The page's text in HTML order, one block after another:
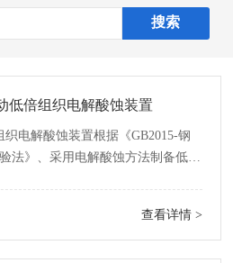
低倍组织电解酸蚀装置
电解酸蚀装置根据《GB2015-钢
法》、采用电解酸蚀方法制备低倍
查看详情 >